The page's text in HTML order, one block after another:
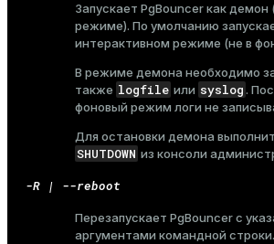
Запускает PgBouncer как демон
режиме). По умолчанию
интерактивном режиме (не в
В режиме демона необходимо
также logfile или syslog.
фоновый режим логи не
Для остановки демона
SHUTDOWN из консоли
-R | --reboot
Перезапускает PgBouncer с
аргументами командной